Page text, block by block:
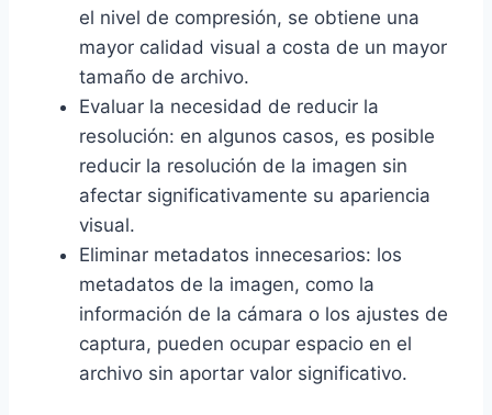
el nivel de compresión, se obtiene una
mayor calidad visual a costa de un mayor
tamaño de archivo.
Evaluar la necesidad de reducir la
resolución: en algunos casos, es posible
reducir la resolución de la imagen sin
afectar significativamente su apariencia
visual.
Eliminar metadatos innecesarios: los
metadatos de la imagen, como la
información de la cámara o los ajustes de
captura, pueden ocupar espacio en el
archivo sin aportar valor significativo.